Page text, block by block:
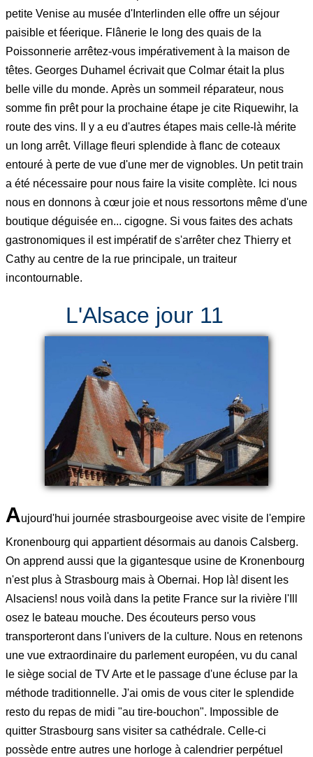
petite Venise au musée d'Interlinden elle offre un séjour
paisible et féerique. Flânerie le long des quais de la
Poissonnerie arrêtez-vous impérativement à la maison de
têtes. Georges Duhamel écrivait que Colmar était la plus
belle ville du monde. Après un sommeil réparateur, nous
somme fin prêt pour la prochaine étape je cite Riquewihr, la
route des vins. Il y a eu d'autres étapes mais celle-là mérite
un long arrêt. Village fleuri splendide à flanc de coteaux
entouré à perte de vue d'une mer de vignobles. Un petit train
a été nécessaire pour nous faire la visite complète. Ici nous
nous en donnons à cœur joie et nous ressortons même d'une
boutique déguisée en... cigogne. Si vous faites des achats
gastronomiques il est impératif de s'arrêter chez Thierry et
Cathy au centre de la rue principale, un traiteur
incontournable.
L'Alsace jour 11
Aujourd'hui journée strasbourgeoise avec visite de l'empire
Kronenbourg qui appartient désormais au danois Calsberg.
On apprend aussi que la gigantesque usine de Kronenbourg
n'est plus à Strasbourg mais à Obernai. Hop là! disent les
Alsaciens! nous voilà dans la petite France sur la rivière l'Ill
osez le bateau mouche. Des écouteurs perso vous
transporteront dans l'univers de la culture. Nous en retenons
une vue extraordinaire du parlement européen, vu du canal
le siège social de TV Arte et le passage d'une écluse par la
méthode traditionnelle. J'ai omis de vous citer le splendide
resto du repas de midi "au tire-bouchon". Impossible de
quitter Strasbourg sans visiter sa cathédrale. Celle-ci
possède entre autres une horloge à calendrier perpétuel